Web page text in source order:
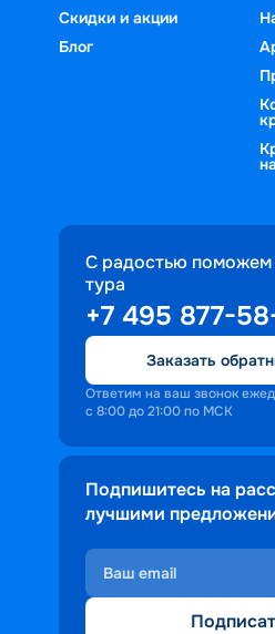
Скидки и акции
Блог
С радостью
тура
+7 495 877-
Заказать
Ответим на ваш звонок
с 8:00 до 21:00 по МСК
Подпишитесь на
лучшими